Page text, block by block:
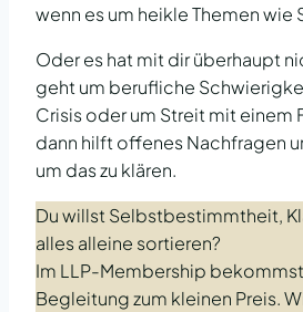
wenn es um heikle Themen wie
Oder es hat mit dir überhaupt
geht um berufliche
Crisis oder um Streit mit einem
dann hilft offenes Nachfragen
um das zu klären.
Du willst Selbstbestimmtheit,
alles alleine sortieren?
Im LLP-Membership
Begleitung zum kleinen Preis.